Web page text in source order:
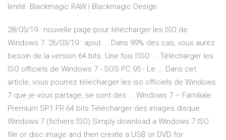
limité. Blackmagic RAW | Blackmagic Design
28/05/19 : nouvelle page pour télécharger les ISO de
Windows 7. 26/03/19 : ajout ... Dans 99% des cas, vous aurez
besoin de la version 64 bits. Une fois l'ISO ... Télécharger les
ISO officiels de Windows 7 - SOS PC 95 - Le ... Dans cet
article, vous pourrez télécharger les iso officiels de Windows
7 que je vous partage, se sont des ... Windows 7 – Familiale
Premium SP1 FR 64 bits Télécharger des images disque
Windows 7 (fichiers ISO) Simply download a Windows 7 ISO
file or disc image and then create a USB or DVD for